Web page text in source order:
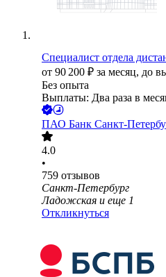
Специалист отдела
от 90 200 ₽ за месяц, до
Без опыта
Выплаты: Два раза в
ПАО Банк Санкт-
4.0
•
759 отзывов
Санкт-Петербург
Ладожская и еще 1
Откликнуться